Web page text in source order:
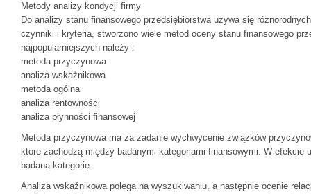
Metody analizy kondycji firmy
Do analizy stanu finansowego przedsiębiorstwa używa się
czynniki i kryteria, stworzono wiele metod oceny stanu finansowego
najpopularniejszych należy :
metoda przyczynowa
analiza wskaźnikowa
metoda ogólna
analiza rentowności
analiza płynności finansowej
Metoda przyczynowa ma za zadanie wychwycenie związków
które zachodzą między badanymi kategoriami finansowymi. W efekcie
badaną kategorię.
Analiza wskaźnikowa polega na wyszukiwaniu, a następnie ocenie